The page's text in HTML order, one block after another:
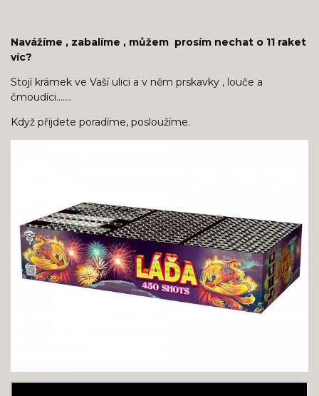
Navážíme , zabalíme , můžem prosím nechat o 11 raket
víc?
Stojí krámek ve Vaší ulici a v něm prskavky , louče a
čmoudíci.......
Když přijdete poradíme, posloužíme.